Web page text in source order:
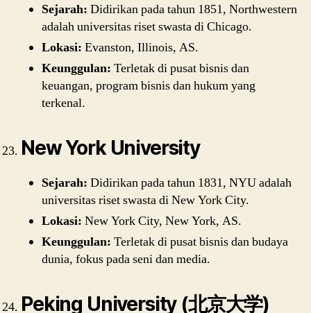
Sejarah: Didirikan pada tahun 1851, Northwestern
adalah universitas riset swasta di Chicago.
Lokasi: Evanston, Illinois, AS.
Keunggulan: Terletak di pusat bisnis dan
keuangan, program bisnis dan hukum yang
terkenal.
New York University
Sejarah: Didirikan pada tahun 1831, NYU adalah
universitas riset swasta di New York City.
Lokasi: New York City, New York, AS.
Keunggulan: Terletak di pusat bisnis dan budaya
dunia, fokus pada seni dan media.
Peking University (北京大学)